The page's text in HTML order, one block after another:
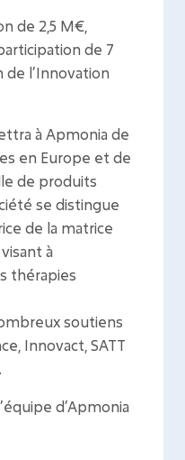
de 2,5 M€,
de 7
de l’Innovation
à Apmonia de
en Europe et de
de produits
se distingue
de la matrice
à
thérapies
soutiens
Innovact, SATT
d’Apmonia